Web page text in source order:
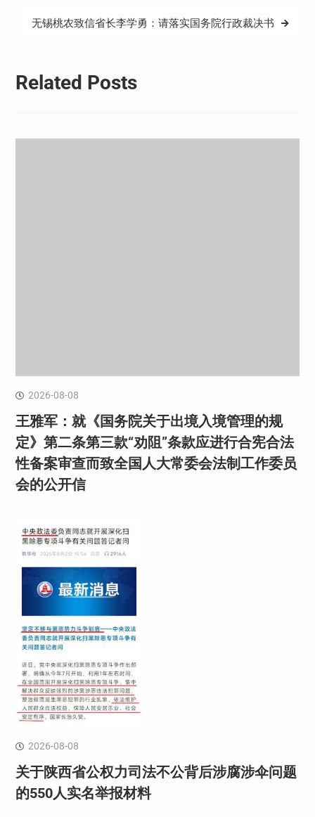
无锡桃农致信省长李学勇：请落实国务院行政裁决书
Related Posts
2026-08-08
王雅军：就《国务院关于出境入境管理的规
定》第二条第三款“劝阻”条款应进行合宪合法
性备案审查而致全国人大常委会法制工作委员
会的公开信
2026-08-08
关于陕西省公权力司法不公背后涉腐涉伞问题
的550人实名举报材料